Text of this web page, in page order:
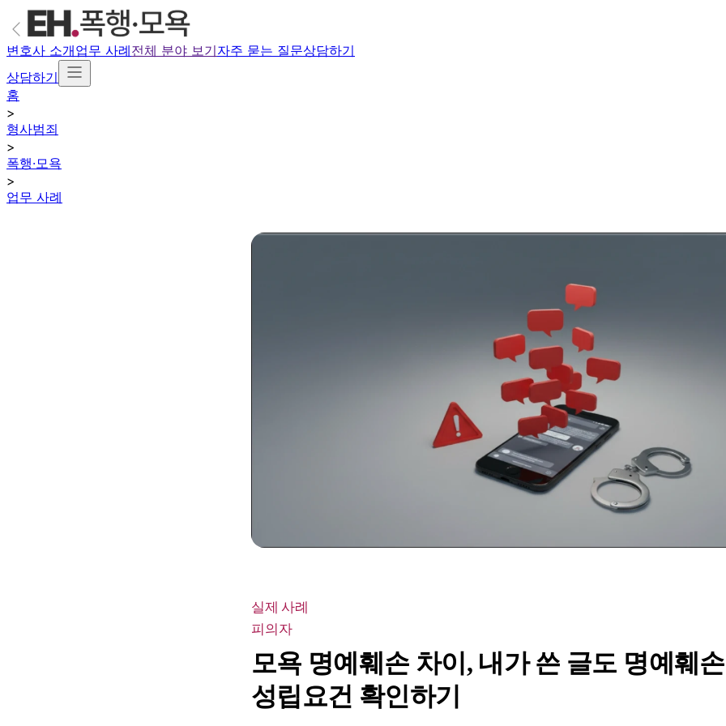
변호사 소개업무 사례전체 분야 보기자주 묻는 질문상담하기
상담하기
홈
>
형사범죄
>
폭행·모욕
>
업무 사례
실제 사례
피의자
모욕 명예훼손 차이, 내가 쓴 글도 명예훼
성립요건 확인하기